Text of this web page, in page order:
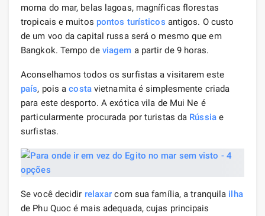
morna do mar, belas lagoas, magníficas florestas
tropicais e muitos pontos turísticos antigos. O custo
de um voo da capital russa será o mesmo que em
Bangkok. Tempo de viagem a partir de 9 horas.
Aconselhamos todos os surfistas a visitarem este
país, pois acostavietnamita é simplesmente criada
para este desporto. A exótica vila de Mui Ne é
particularmente procurada por turistas da Rússiae
surfistas.
Se você decidir relaxar com sua família, a tranquila ilha
de Phu Quoc é mais adequada, cujas principais